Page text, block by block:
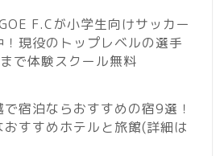
F.Cが小学生向けサッカー
現役のトップレベルの選手
で体験スクール無料
で宿泊ならおすすめの宿9選！
すすめホテルと旅館(詳細は